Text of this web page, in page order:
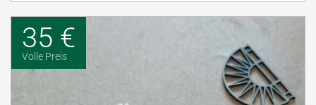
35 €
Volle Preis